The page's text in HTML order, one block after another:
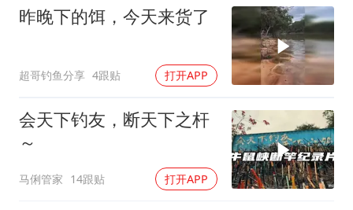
昨晚下的饵，今天来货了
超哥钓鱼分享 4跟贴 打开APP
会天下钓友，断天下之杆
～
马俐管家 14跟贴 打开APP